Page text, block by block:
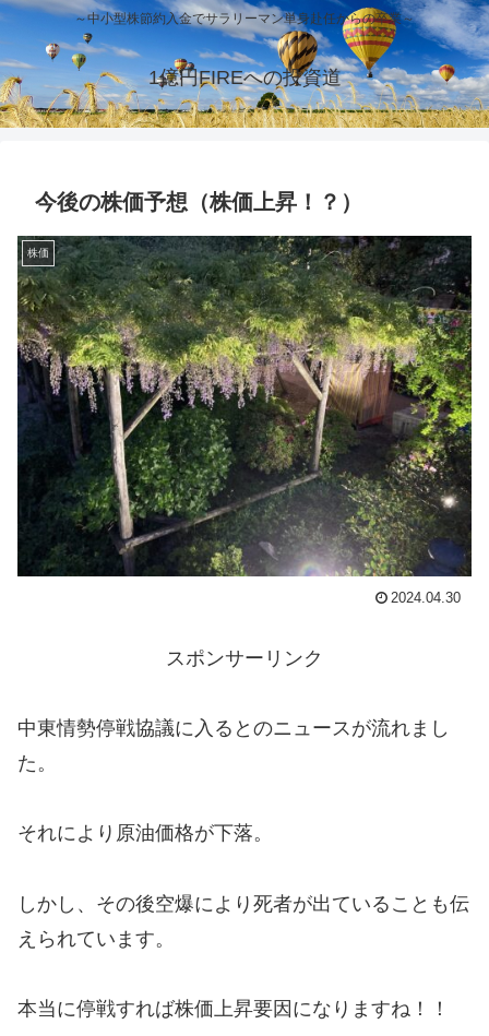
～中小型株節約入金でサラリーマン単身赴任からの卒業～
1億円FIREへの投資道
今後の株価予想（株価上昇！？）
株価
2024.04.30
スポンサーリンク
中東情勢停戦協議に入るとのニュースが流れまし
た。
それにより原油価格が下落。
しかし、その後空爆により死者が出ていることも伝
えられています。
本当に停戦すれば株価上昇要因になりますね！！